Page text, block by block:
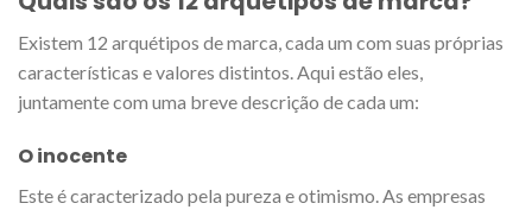
Existem 12 arquétipos de marca, cada um com suas próprias
características e valores distintos. Aqui estão eles,
juntamente com uma breve descrição de cada um:
O inocente
Este é caracterizado pela pureza e otimismo. As empresas